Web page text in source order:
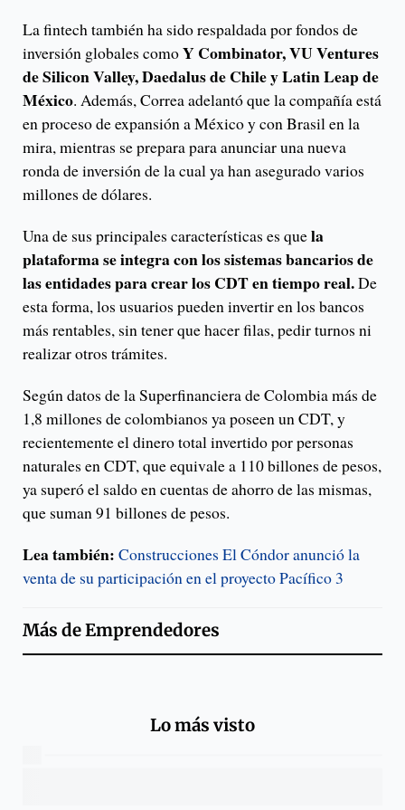
La fintech también ha sido respaldada por fondos de
inversión globales comoY Combinator, VU Ventures
de Silicon Valley, Daedalus de Chile y Latin Leap de
México. Además, Correa adelantó que la compañía está
en proceso de expansión a México y con Brasil en la
mira, mientras se prepara para anunciar una nueva
ronda de inversión de la cual ya han asegurado varios
millones de dólares.
Una de sus principales características es quela
plataforma se integra con los sistemas bancarios de
las entidades para crear los CDT en tiempo real.De
esta forma, los usuarios pueden invertir en los bancos
más rentables, sin tener que hacer filas, pedir turnos ni
realizar otros trámites.
Según datos de la Superfinanciera de Colombia más de
1,8 millones de colombianos ya poseen un CDT, y
recientemente el dinero total invertido por personas
naturales en CDT, que equivale a 110 billones de pesos,
ya superó el saldo en cuentas de ahorro de las mismas,
que suman 91 billones de pesos.
Lea también: Construcciones El Cóndor anunció la
venta de su participación en el proyecto Pacífico 3
Más deEmprendedores
Lo más visto